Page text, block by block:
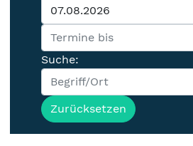
Suche:
Zurücksetzen